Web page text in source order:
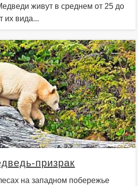
живут в среднем от 25 до
их вида...
призрак
на западном побережье